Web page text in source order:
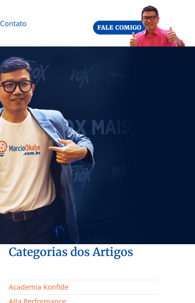
Contato
Categorias dos Artigos
Academia Konfide